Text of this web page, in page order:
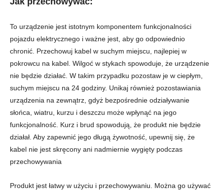
To urządzenie jest istotnym komponentem funkcjonalności
pojazdu elektrycznego i ważne jest, aby go odpowiednio
chronić. Przechowuj kabel w suchym miejscu, najlepiej w
pokrowcu na kabel. Wilgoć w stykach spowoduje, że urządzenie
nie będzie działać. W takim przypadku pozostaw je w ciepłym,
suchym miejscu na 24 godziny. Unikaj również pozostawiania
urządzenia na zewnątrz, gdyż bezpośrednie odziaływanie
słońca, wiatru, kurzu i deszczu może wpłynąć na jego
funkcjonalność. Kurz i brud spowodują, że produkt nie będzie
działał. Aby zapewnić jego długą żywotność, upewnij się, że
kabel nie jest skręcony ani nadmiernie wygięty podczas
przechowywania
Produkt jest łatwy w użyciu i przechowywaniu. Można go używać